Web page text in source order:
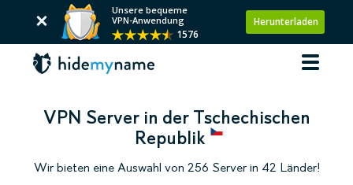
Unsere bequeme
VPN-Anwendung
1576
Herunterladen
VPN Server in der Tschechischen
Republik
Wir bieten eine Auswahl von 256 Server in 42 Länder!